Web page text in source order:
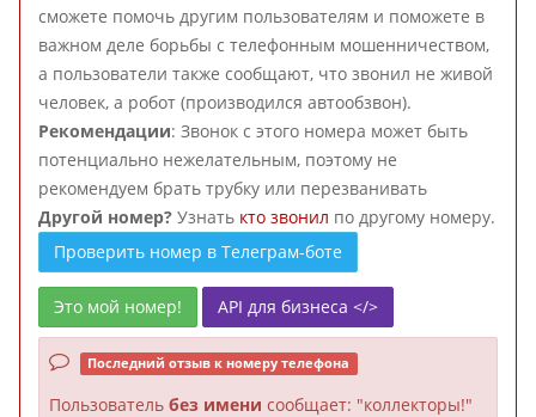
сможете помочь другим пользователям и поможете в
важном деле борьбы с телефонным мошенничеством,
а пользователи также сообщают, что звонил не живой
человек, а робот (производился автообзвон).
Рекомендации: Звонок с этого номера может быть
потенциально нежелательным, поэтому не
рекомендуем брать трубку или перезванивать
Другой номер? Узнать кто звонил по другому номеру.
Проверить номер в Телеграм-боте
Это мой номер! API для бизнеса </>
Последний отзыв к номеру телефона
Пользователь без имени сообщает: "коллекторы!"